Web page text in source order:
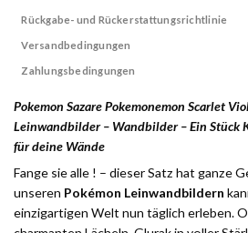
Rückgabe- und Rückerstattungsrichtlinie
Versandbedingungen
Zahlungsbedingungen
Pokemon Sazare Pokemonemon Scarlet
Leinwandbilder – Wandbilder – Ein Stück
für deine Wände
Fange sie alle ! – dieser Satz hat ganze
unseren Pokémon Leinwandbildern
einzigartigen Welt nun täglich erleben.